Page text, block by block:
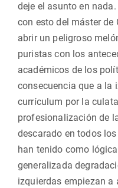
deje el asunto en
con esto del máster de
abrir un peligroso
puristas con los
académicos de los
consecuencia que a la
currículum por la
profesionalización de
descarado en todos
han tenido como
generalizada
izquierdas empiezan a